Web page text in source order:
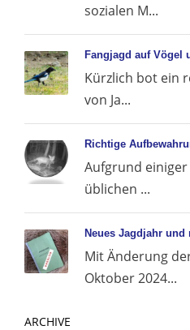
sozialen M...
Fangjagd auf Vögel
Kürzlich bot ein
von Ja...
Richtige
Aufgrund
üblichen ...
Neues Jagdjahr
Mit Änderung
Oktober 2024...
ARCHIVE